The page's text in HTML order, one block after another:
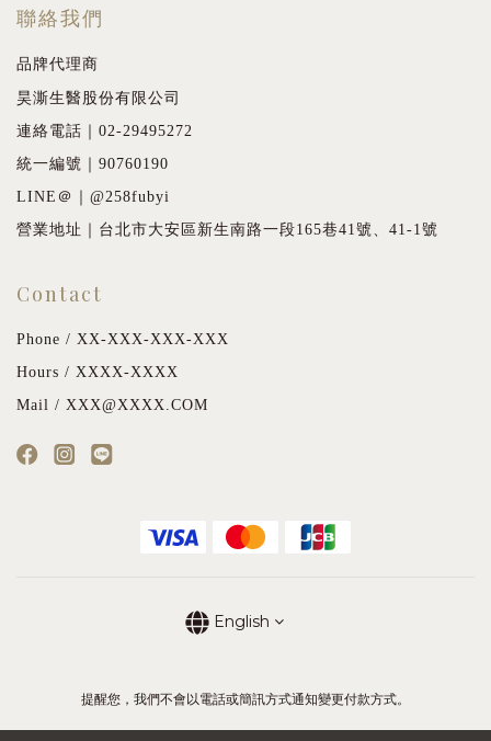
聯絡我們
品牌代理商
昊澌生醫股份有限公司
連絡電話｜02-29495272
統一編號｜90760190
LINE＠｜@258fubyi
營業地址｜台北市大安區新生南路一段165巷41號、41-1號
Contact
Phone / XX-XXX-XXX-XXX
Hours / XXXX-XXXX
Mail / XXX@XXXX.COM
English
提醒您，我們不會以電話或簡訊方式通知變更付款方式。